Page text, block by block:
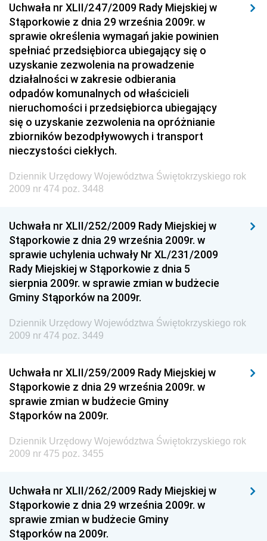
Dziennik Urzędowy Ministra Rozwoju i Finansów
Dziennik Urzędowy Wyższego Urzędu Górniczego
Dziennik Urzędowy Prezesa Urzędu Transportu
Kolejowego
Dziennik Urzędowy Ministra Przedsiębiorczości i
Technologii
Dziennik Urzędowy Ministra Inwestycji i Rozwoju
Dziennik Urzędowy Naczelnego Dyrektora Archiwów
Państwowych
Dziennik Urzędowy Ministra Finansów, Inwestycji i
Rozwoju
Dziennik Urzędowy Ministra Sportu
Dziennik Urzędowy Ministra Funduszy i Polityki
Regionalnej
Dziennik Urzędowy Ministra Aktywów Państwowych
Dziennik Urzędowy Ministra Zdrowia
Dziennik Urzędowy Ministra Środowiska i Głównego
Inspektora Ochrony Środowiska
Dziennik Urzędowy Ministerstwa Kultury, Dziedzictwa
Narodowego i Sportu
Dziennik Urzędowy Ministra Finansów, Funduszy i
Dziennik Urzędowy Ministra Rozwoju, Pracy i
Dziennik Urzędowy Ministra Kultury, Dziedzictwa
Narodowego i Sportu
Dziennik Urzędowy Ministra Rodziny i Polityki
Społecznej
Uchwała nr XLII/247/2009 Rady Miejskiej w
Stąporkowie z dnia 29 września 2009r. w
sprawie określenia wymagań jakie powinien
spełniać przedsiębiorca ubiegający się o
uzyskanie zezwolenia na prowadzenie
działalności w zakresie odbierania
odpadów komunalnych od właścicieli
nieruchomości i przedsiębiorca ubiegający
się o uzyskanie zezwolenia na opróżnianie
zbiorników bezodpływowych i transport
nieczystości ciekłych.
Dziennik Urzędowy Województwa Świętokrzyskiego rok
2009 nr 474 poz. 3448
Uchwała nr XLII/252/2009 Rady Miejskiej w
Stąporkowie z dnia 29 września 2009r. w
sprawie uchylenia uchwały Nr XL/231/2009
Rady Miejskiej w Stąporkowie z dnia 5
sierpnia 2009r. w sprawie zmian w budżecie
Gminy Stąporków na 2009r.
Dziennik Urzędowy Województwa Świętokrzyskiego rok
2009 nr 474 poz. 3449
Uchwała nr XLII/259/2009 Rady Miejskiej w
Stąporkowie z dnia 29 września 2009r. w
sprawie zmian w budżecie Gminy
Stąporków na 2009r.
Dziennik Urzędowy Województwa Świętokrzyskiego rok
2009 nr 475 poz. 3455
Uchwała nr XLII/262/2009 Rady Miejskiej w
Stąporkowie z dnia 29 września 2009r. w
sprawie zmian w budżecie Gminy
Stąporków na 2009r.